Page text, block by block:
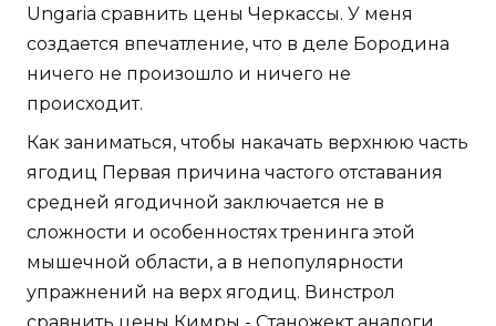
Ungaria сравнить цены Черкассы. У меня
создается впечатление, что в деле Бородина
ничего не произошло и ничего не
происходит.
Как заниматься, чтобы накачать верхнюю часть
ягодиц Первая причина частого отставания
средней ягодичной заключается не в
сложности и особенностях тренинга этой
мышечной области, а в непопулярности
упражнений на верх ягодиц. Винстрол